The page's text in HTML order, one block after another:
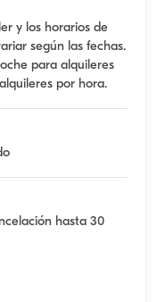
y los horarios de
según las fechas.
para alquileres
por hora.
hasta 30